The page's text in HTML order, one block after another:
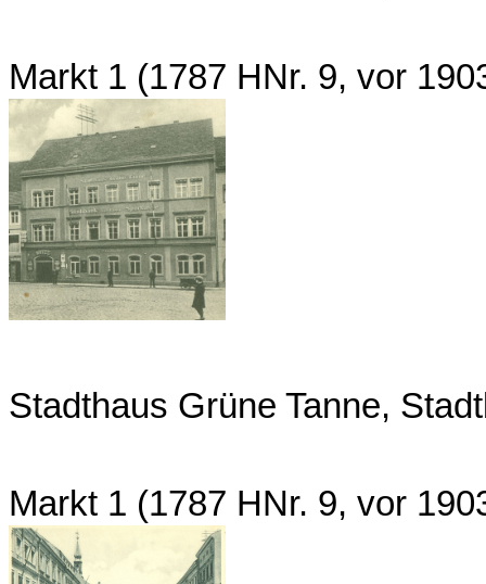
Markt 1 (1787 HNr. 9, vor
Stadthaus Grüne Tanne,
Markt 1 (1787 HNr. 9, vor